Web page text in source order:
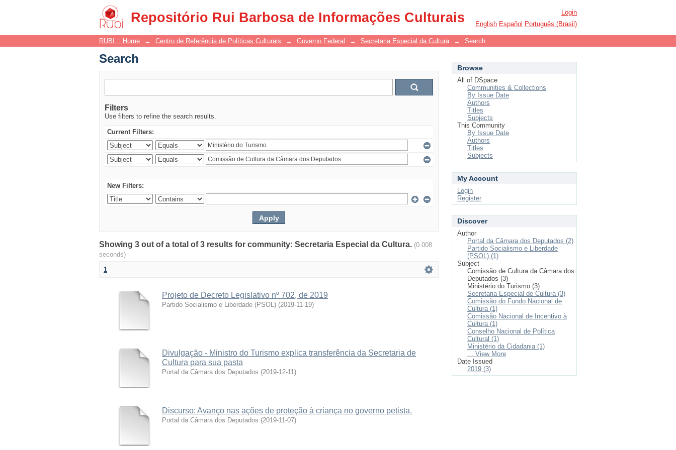
Repositório Rui Barbosa de Informações Culturais
Search
Login
English Español Português (Brasil)
RUBI :: Home → Centro de Referência de Políticas Culturais → Governo Federal → Secretaria Especial da Cultura → Search
Search
Filters
Use filters to refine the search results.
Current Filters:
New Filters:
Showing 3 out of a total of 3 results for community: Secretaria Especial da Cultura. (0.008
seconds)
1
Projeto de Decreto Legislativo nº 702, de 2019
Partido Socialismo e Liberdade (PSOL) (2019-11-19)
Divulgação - Ministro do Turismo explica transferência da Secretaria de
Cultura para sua pasta
Portal da Câmara dos Deputados (2019-12-11)
Discurso: Avanço nas ações de proteção à criança no governo petista.
Portal da Câmara dos Deputados (2019-11-07)
Browse
All of DSpace
Communities & Collections
By Issue Date
Authors
Titles
Subjects
This Community
By Issue Date
Authors
Titles
Subjects
My Account
Login
Register
Discover
Author
Portal da Câmara dos Deputados (2)
Partido Socialismo e Liberdade
(PSOL) (1)
Subject
Comissão de Cultura da Câmara dos
Deputados (3)
Ministério do Turismo (3)
Secretaria Especial de Cultura (3)
Comissão do Fundo Nacional de
Cultura (1)
Comissão Nacional de Incentivo à
Cultura (1)
Conselho Nacional de Política
Cultural (1)
Ministério da Cidadania (1)
... View More
Date Issued
2019 (3)